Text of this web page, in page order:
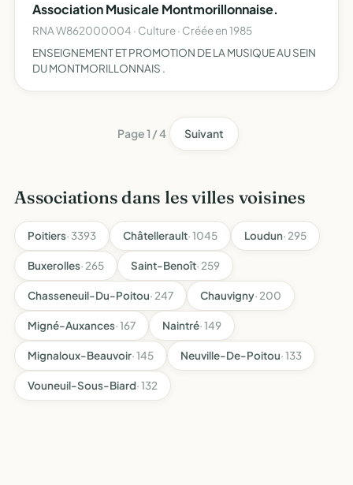
DE LA LAICITE.
Association Musicale Montmorillonnaise.
RNA W862000004 · Culture · Créée en 1985
ENSEIGNEMENT ET PROMOTION DE LA MUSIQUE AU SEIN
DU MONTMORILLONNAIS .
Page 1 / 4 Suivant
Associations dans les villes voisines
Poitiers· 3393 Châtellerault· 1045 Loudun· 295
Buxerolles· 265 Saint-Benoît· 259
Chasseneuil-Du-Poitou· 247 Chauvigny· 200
Migné-Auxances· 167 Naintré· 149
Mignaloux-Beauvoir· 145 Neuville-De-Poitou· 133
Vouneuil-Sous-Biard· 132